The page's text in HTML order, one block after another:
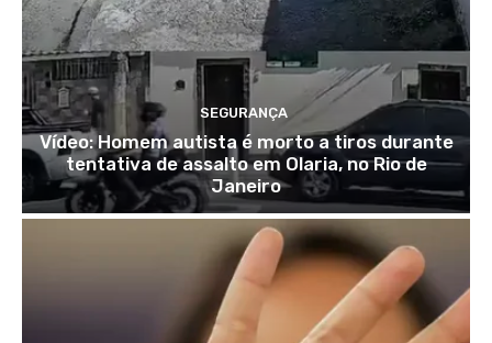
SEGURANÇA
Vídeo: Homem autista é morto a tiros durante
tentativa de assalto em Olaria, no Rio de
Janeiro